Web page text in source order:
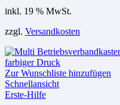
inkl. 19 % MwSt.
zzgl. Versandkosten
Zur Wunschliste hinzufügen
Schnellansicht
Erste-Hilfe